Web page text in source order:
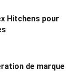
Hitchens pour
de marque